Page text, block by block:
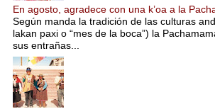
En agosto, agradece con una k’oa a la
Según manda la tradición de las culturas
lakan paxi o “mes de la boca”) la
sus entrañas...